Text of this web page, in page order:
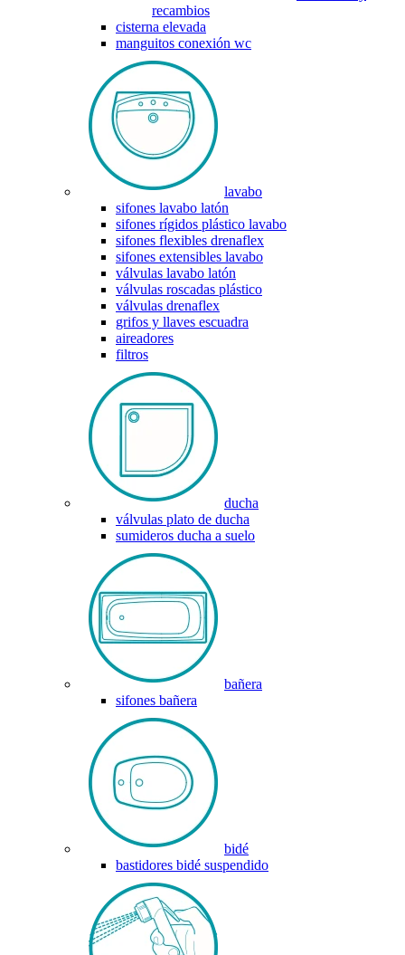
recambios
cisterna elevada
manguitos conexión wc
lavabo
sifones lavabo latón
sifones rígidos plástico lavabo
sifones flexibles drenaflex
sifones extensibles lavabo
válvulas lavabo latón
válvulas roscadas plástico
válvulas drenaflex
grifos y llaves escuadra
aireadores
filtros
ducha
válvulas plato de ducha
sumideros ducha a suelo
bañera
sifones bañera
bidé
bastidores bidé suspendido